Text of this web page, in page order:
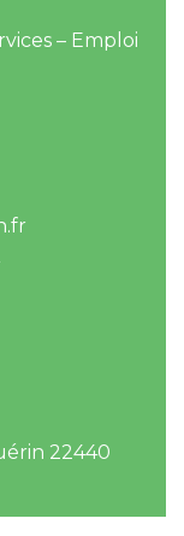
– Emploi
22440